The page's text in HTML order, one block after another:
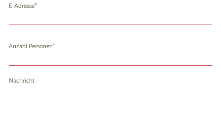
E-Adresse
Anzahl Personen
Nachricht